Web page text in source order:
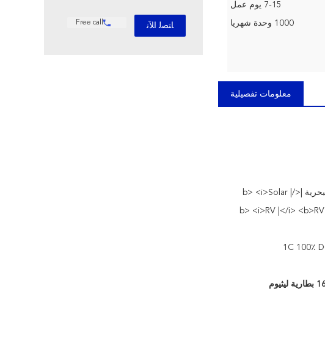
Free call
7-15 يوم عمل
1000 وحدة شهريا
معلومات تفصيلية
<i>Marine |</i> <b>البحرية |</b> <i>Solar |
</i> <b>الشمسية |</b> <i>RV |</i> <b>RV |